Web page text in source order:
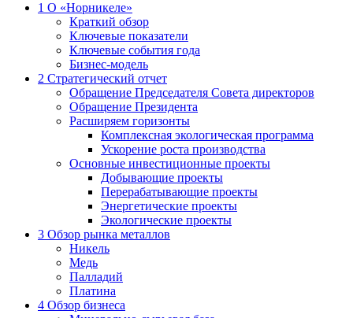
1 О «Норникеле»
Краткий обзор
Ключевые показатели
Ключевые события года
Бизнес-модель
2 Стратегический отчет
Обращение Председателя Совета директоров
Обращение Президента
Расширяем горизонты
Комплексная экологическая программа
Ускорение роста производства
Основные инвестиционные проекты
Добывающие проекты
Перерабатывающие проекты
Энергетические проекты
Экологические проекты
3 Обзор рынка металлов
Никель
Медь
Палладий
Платина
4 Обзор бизнеса